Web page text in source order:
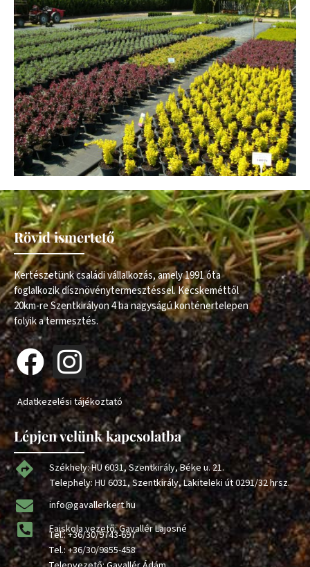
Rövid ismertető
Kertészetünk családi vállalkozás, amely 1991 óta
foglalkozik dísznövénytermesztéssel. Kecskeméttől
20km-re Szentkirályon 4 ha nagyságú konténertelepen
folyik a termesztés.
Adatkezelési tájékoztató
Lépjen velünk kapcsolatba
Székhely: HU 6031, Szentkirály, Béke u. 21.
Telephely: HU 6031, Szentkirály, Lakiteleki út 0291/32 hrsz.
info@gavallerkert.hu
Faiskola vezető: Gavallér Lajosné
Tel.:+36/30/9743-697
Tel.:+36/30/9855-458